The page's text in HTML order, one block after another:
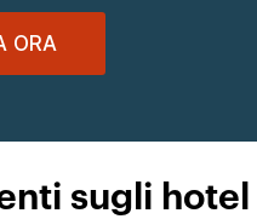
ORA
sugli hotel